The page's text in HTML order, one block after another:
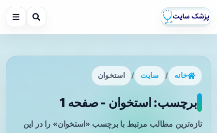
خانه / سایت / استخوان
برچسب: استخوان - صفحه 1
تازه‌ترین مطالب مرتبط با برچسب «استخوان» را در این